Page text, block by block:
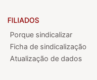
FILIADOS
Porque sindicalizar
Ficha de sindicalização
Atualização de dados